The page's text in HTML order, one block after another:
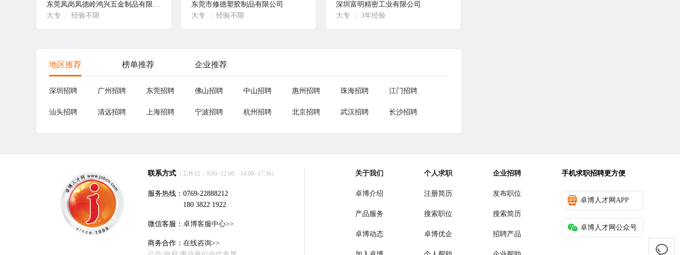
东莞凤岗凤德岭鸿兴五金制品有限公司
大专
经验不限
东莞市修德塑胶制品有限公司
大专
经验不限
深圳富明精密工业有限公司
大专
3年经验
地区推荐 榜单推荐 企业推荐
深圳招聘 广州招聘 东莞招聘 佛山招聘 中山招聘 惠州招聘 珠海招聘 江门招聘
汕头招聘 清远招聘 上海招聘 宁波招聘 杭州招聘 北京招聘 武汉招聘 长沙招聘
联系方式 （工作日：9:00~12:00、14:00~17:30）
服务热线：0769-22888212
180 3822 1922
微信客服： 卓博客服中心>>
商务合作： 在线咨询>>
关于我们
卓博介绍
产品服务
卓博动态
个人求职
注册简历
搜索职位
卓博优企
企业招聘
发布职位
搜索简历
招聘产品
手机求职招聘更方便
卓博人才网APP
卓博人才网公众号